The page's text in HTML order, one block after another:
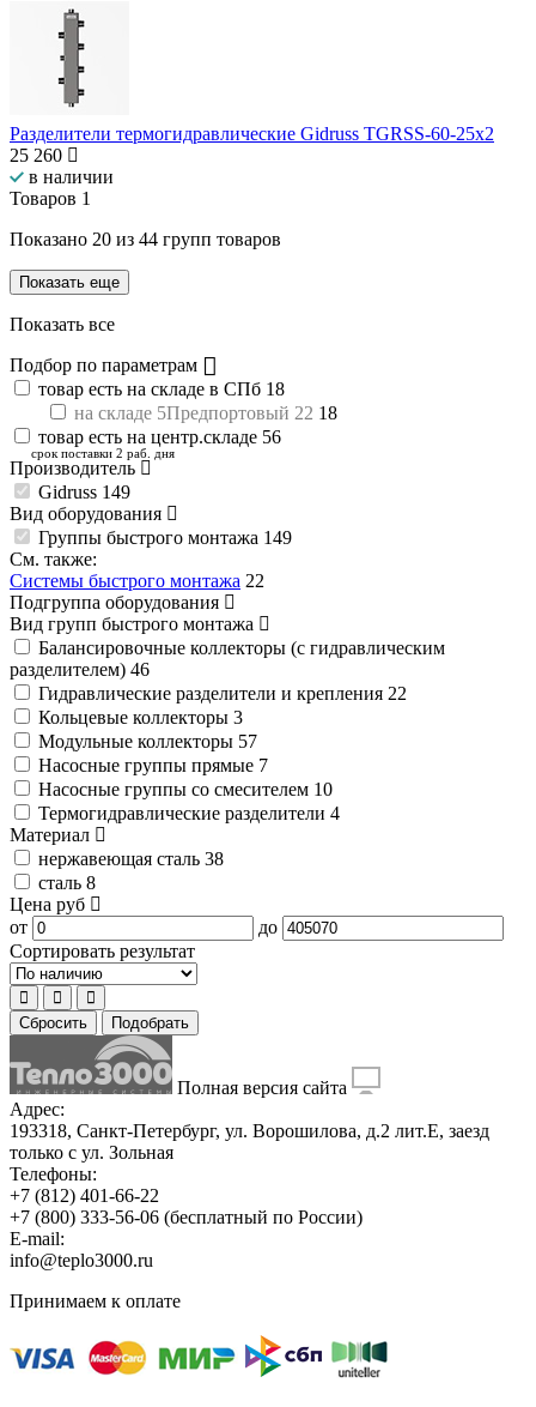
Разделители термогидравлические Gidruss TGRSS-60-25x2
25 260
в наличии
Товаров 1
Показано 20 из 44 групп товаров
Показать еще
Показать все
Подбор по параметрам
товар есть на складе в СПб 18
на складе 5Предпортовый 22 18
товар есть на центр.складе 56
срок поставки 2 раб. дня
Производитель
Gidruss 149
Вид оборудования
Группы быстрого монтажа 149
См. также:
Системы быстрого монтажа 22
Подгруппа оборудования
Вид групп быстрого монтажа
Балансировочные коллекторы (с гидравлическим
разделителем) 46
Гидравлические разделители и крепления 22
Кольцевые коллекторы 3
Модульные коллекторы 57
Насосные группы прямые 7
Насосные группы со смесителем 10
Термогидравлические разделители 4
Материал
нержавеющая сталь 38
сталь 8
Цена руб
от
до
Сортировать результат
Сбросить Подобрать
Полная версия сайта
Адрес:
193318, Санкт-Петербург, ул. Ворошилова, д.2 лит.Е, заезд
только с ул. Зольная
Телефоны:
+7 (812) 401-66-22
+7 (800) 333-56-06 (бесплатный по России)
E-mail:
info@teplo3000.ru
Принимаем к оплате